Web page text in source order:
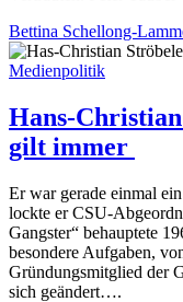
Bettina Schellong-
Medienpolitik
Hans-
gilt immer
Er war gerade einmal
lockte er CSU-
Gangster“ behauptete
besondere Aufgaben,
Gründungsmitglied der
sich geändert….